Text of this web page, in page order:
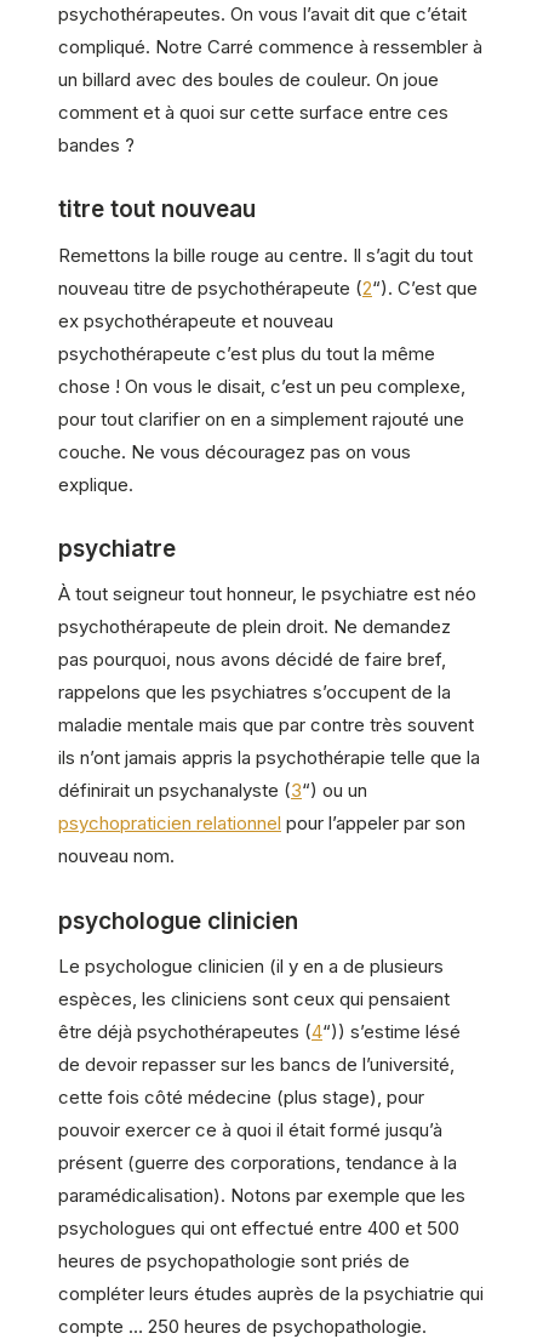
psychothérapeutes. On vous l’avait dit que c’était
compliqué. Notre Carré commence à ressembler à
un billard avec des boules de couleur. On joue
comment et à quoi sur cette surface entre ces
bandes ?
titre tout nouveau
Remettons la bille rouge au centre. Il s’agit du tout
nouveau titre de psychothérapeute (2“). C’est que
ex psychothérapeute et nouveau
psychothérapeute c’est plus du tout la même
chose ! On vous le disait, c’est un peu complexe,
pour tout clarifier on en a simplement rajouté une
couche. Ne vous découragez pas on vous
explique.
psychiatre
À tout seigneur tout honneur, le psychiatre est néo
psychothérapeute de plein droit. Ne demandez
pas pourquoi, nous avons décidé de faire bref,
rappelons que les psychiatres s’occupent de la
maladie mentale mais que par contre très souvent
ils n’ont jamais appris la psychothérapie telle que la
définirait un psychanalyste (3“) ou un
psychopraticien relationnel pour l’appeler par son
nouveau nom.
psychologue clinicien
Le psychologue clinicien (il y en a de plusieurs
espèces, les cliniciens sont ceux qui pensaient
être déjà psychothérapeutes (4“)) s’estime lésé
de devoir repasser sur les bancs de l’université,
cette fois côté médecine (plus stage), pour
pouvoir exercer ce à quoi il était formé jusqu’à
présent (guerre des corporations, tendance à la
paramédicalisation). Notons par exemple que les
psychologues qui ont effectué entre 400 et 500
heures de psychopathologie sont priés de
compléter leurs études auprès de la psychiatrie qui
compte … 250 heures de psychopathologie.